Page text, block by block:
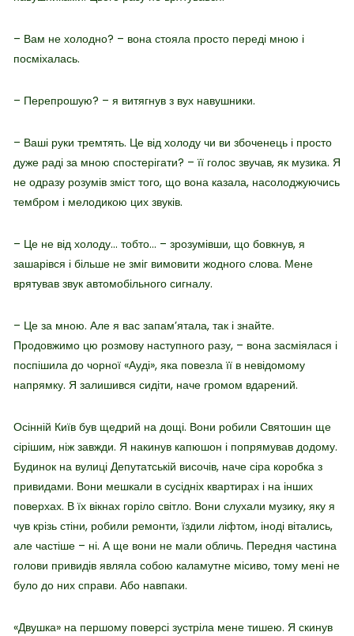
– Вам не холодно? – вона стояла просто переді мною і
посміхалась.
– Перепрошую? – я витягнув з вух навушники.
– Ваші руки тремтять. Це від холоду чи ви збоченець і просто
дуже раді за мною спостерігати? – її голос звучав, як музика. Я
не одразу розумів зміст того, що вона казала, насолоджуючись
тембром і мелодикою цих звуків.
– Це не від холоду… тобто… – зрозумівши, що бовкнув, я
зашарівся і більше не зміг вимовити жодного слова. Мене
врятував звук автомобільного сигналу.
– Це за мною. Але я вас запам’ятала, так і знайте.
Продовжимо цю розмову наступного разу, – вона засміялася і
поспішила до чорної «Ауді», яка повезла її в невідомому
напрямку. Я залишився сидіти, наче громом вдарений.
Осінній Київ був щедрий на дощі. Вони робили Святошин ще
сірішим, ніж завжди. Я накинув капюшон і попрямував додому.
Будинок на вулиці Депутатській височів, наче сіра коробка з
привидами. Вони мешкали в сусідніх квартирах і на інших
поверхах. В їх вікнах горіло світло. Вони слухали музику, яку я
чув крізь стіни, робили ремонти, їздили ліфтом, іноді вітались,
але частіше – ні. А ще вони не мали обличь. Передня частина
голови привидів являла собою каламутне місиво, тому мені не
було до них справи. Або навпаки.
«Двушка» на першому поверсі зустріла мене тишею. Я скинув